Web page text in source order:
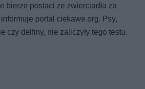
bierze postaci ze zwierciadła za
portal ciekawe.org. Psy,
czy delfiny, nie zaliczyły tego testu.